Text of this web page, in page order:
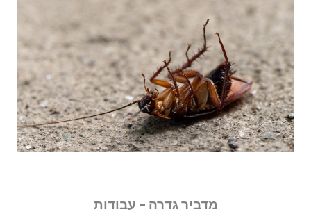
מדביר גדרה - עבודות